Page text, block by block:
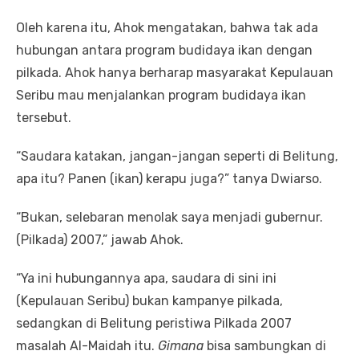
Oleh karena itu, Ahok mengatakan, bahwa tak ada
hubungan antara program budidaya ikan dengan
pilkada. Ahok hanya berharap masyarakat Kepulauan
Seribu mau menjalankan program budidaya ikan
tersebut.
“Saudara katakan, jangan-jangan seperti di Belitung,
apa itu? Panen (ikan) kerapu juga?” tanya Dwiarso.
“Bukan, selebaran menolak saya menjadi gubernur.
(Pilkada) 2007,” jawab Ahok.
“Ya ini hubungannya apa, saudara di sini ini
(Kepulauan Seribu) bukan kampanye pilkada,
sedangkan di Belitung peristiwa Pilkada 2007
masalah Al-Maidah itu. Gimana bisa sambungkan di